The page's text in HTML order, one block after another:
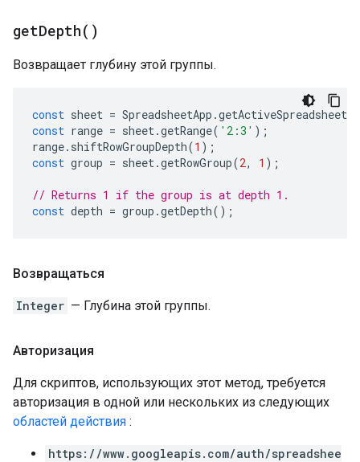
getDepth( )
Возвращает глубину этой группы.
const sheet = SpreadsheetApp .getActiveSpreadsheet
const range = sheet.getRange( '2:3' );
range. shiftRowGroupDepth(1 );
const group = sheet.getRowGroup(2, 1 );
// Returns 1 if the group is at depth 1.
const depth = group .getDepth();
Возвращаться
Integer — Глубина этой группы.
Авторизация
Для скриптов, использующих этот метод, требуется
авторизация в одной или нескольких из следующих
областей действия :
https://www.googleapis.com/auth/spreadshee